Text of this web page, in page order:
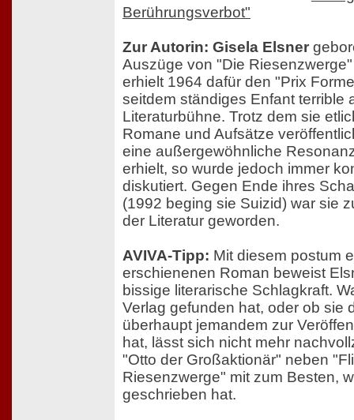
Berührungsverbot"
Zur Autorin: Gisela Elsner
Auszüge von "Die
erhielt 1964 dafür den "Prix
seitdem ständiges Enfant terrible
Literaturbühne. Trotz dem sie
Romane und Aufsätze
eine außergewöhnliche
erhielt, so wurde jedoch immer
diskutiert. Gegen Ende ihres
(1992 beging sie Suizid) war sie
der Literatur geworden.
AVIVA-Tipp: Mit diesem postum
erschienenen Roman beweist
bissige literarische Schlagkraft.
Verlag gefunden hat, oder ob sie
überhaupt jemandem zur
hat, lässt sich nicht mehr
"Otto der Großaktionär" neben
Riesenzwerge" mit zum Besten,
geschrieben hat.